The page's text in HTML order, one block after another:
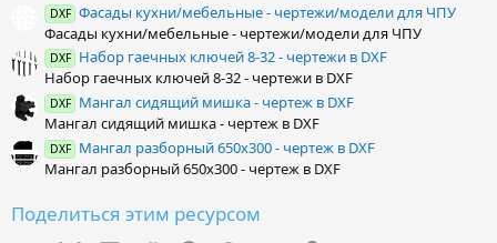
DXF Фасады кухни/мебельные - чертежи/модели для ЧПУ
Фасады кухни/мебельные - чертежи/модели для ЧПУ
DXF Набор гаечных ключей 8-32 - чертежи в DXF
Набор гаечных ключей 8-32 - чертежи в DXF
DXF Мангал сидящий мишка - чертеж в DXF
Мангал сидящий мишка - чертеж в DXF
DXF Мангал разборный 650х300 - чертеж в DXF
Мангал разборный 650х300 - чертеж в DXF
Поделиться этим ресурсом